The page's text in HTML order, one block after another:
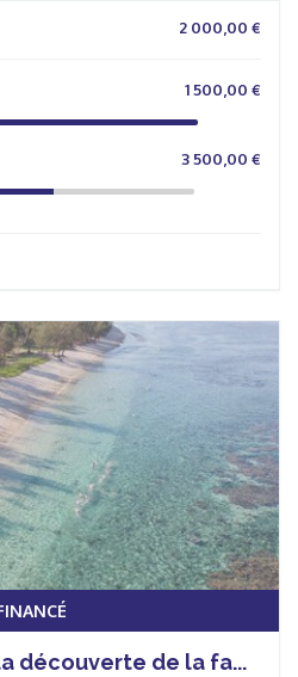
2 000,00 €
1 500,00 €
3 500,00 €
découverte de la fa...